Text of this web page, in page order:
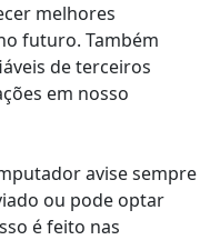
melhores
futuro. Também
de terceiros
em nosso
avise sempre
ou pode optar
é feito nas